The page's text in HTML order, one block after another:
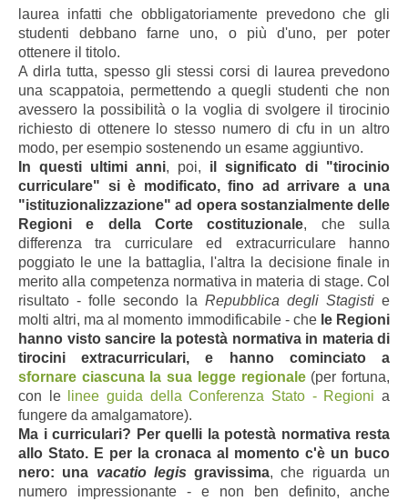
laurea infatti che obbligatoriamente prevedono che gli
studenti debbano farne uno, o più d'uno, per poter
ottenere il titolo.
A dirla tutta, spesso gli stessi corsi di laurea prevedono
una scappatoia, permettendo a quegli studenti che non
avessero la possibilità o la voglia di svolgere il tirocinio
richiesto di ottenere lo stesso numero di cfu in un altro
modo, per esempio sostenendo un esame aggiuntivo.
In questi ultimi anni, poi, il significato di "tirocinio
curriculare" si è modificato, fino ad arrivare a una
"istituzionalizzazione" ad opera sostanzialmente delle
Regioni e della Corte costituzionale, che sulla
differenza tra curriculare ed extracurriculare hanno
poggiato le une la battaglia, l'altra la decisione finale in
merito alla competenza normativa in materia di stage. Col
risultato - folle secondo la Repubblica degli Stagisti e
molti altri, ma al momento immodificabile - chele Regioni
hanno visto sancire la potestà normativa in materia di
tirocini extracurriculari, e hanno cominciato a
sfornare ciascuna la sua legge regionale (per fortuna,
con le
linee guida della Conferenza Stato - Regioni a
fungere da amalgamatore).
Ma i curriculari? Per quelli la potestà normativa resta
allo Stato. E per la cronaca al momento c'è un buco
nero: una vacatio legis gravissima, che riguarda un
numero impressionante - e non ben definito, anche